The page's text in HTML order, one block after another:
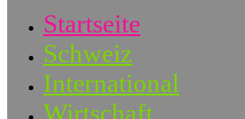
Startseite
Schweiz
International
Wirtschaft